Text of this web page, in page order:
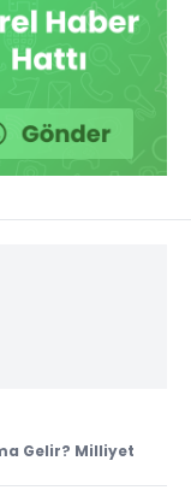
Gelir? Milliyet